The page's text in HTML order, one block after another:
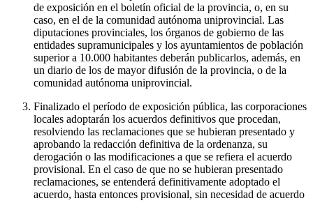
de exposición en el boletín oficial de la provincia, o, en su
caso, en el de la comunidad autónoma uniprovincial. Las
diputaciones provinciales, los órganos de gobierno de las
entidades supramunicipales y los ayuntamientos de población
superior a 10.000 habitantes deberán publicarlos, además, en
un diario de los de mayor difusión de la provincia, o de la
comunidad autónoma uniprovincial.
Finalizado el período de exposición pública, las corporaciones
locales adoptarán los acuerdos definitivos que procedan,
resolviendo las reclamaciones que se hubieran presentado y
aprobando la redacción definitiva de la ordenanza, su
derogación o las modificaciones a que se refiera el acuerdo
provisional. En el caso de que no se hubieran presentado
reclamaciones, se entenderá definitivamente adoptado el
acuerdo, hasta entonces provisional, sin necesidad de acuerdo